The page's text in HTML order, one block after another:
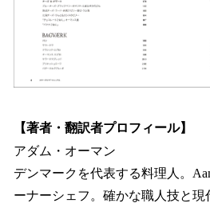
【著者・翻訳者プロフィール】
アダム・オーマン
デンマークを代表する料理人。
ーナーシェフ。確かな職人技と現